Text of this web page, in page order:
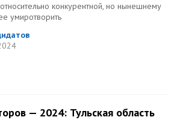
конкурентной, но нынешнему
умиротворить
— 2024: Тульская область